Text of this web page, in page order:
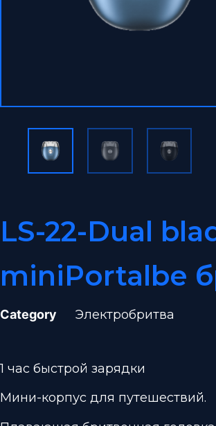
LS-22-Dual
miniPortalbe
Category Электробритва
1 час быстрой зарядки
Мини-корпус для путешествий.